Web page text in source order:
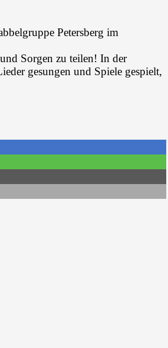
Petersberg im
Sorgen zu teilen! In der
gesungen und Spiele gespielt,